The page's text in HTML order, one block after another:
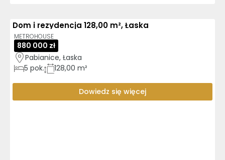
Dom i rezydencja 128,00 m², Łaska
METROHOUSE
880 000 zł
Pabianice, Łaska
5 pok. 128,00 m²
Dowiedz się więcej